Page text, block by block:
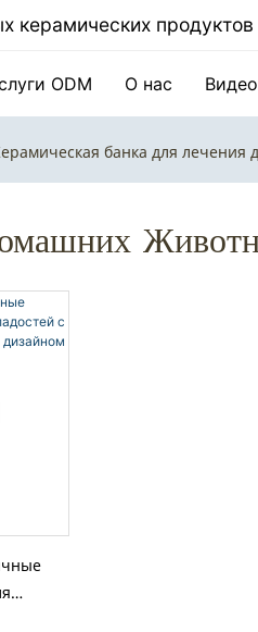
керамических продуктов
ODM О нас Видео
банка для